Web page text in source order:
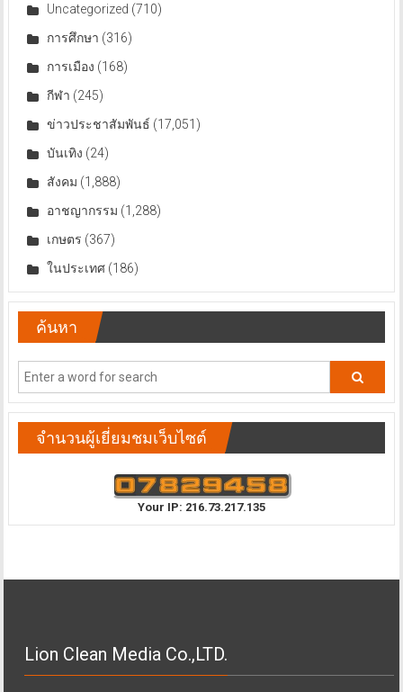
Uncategorized (710)
การศึกษา (316)
การเมือง (168)
กีฬา (245)
ข่าวประชาสัมพันธ์ (17,051)
บันเทิง (24)
สังคม (1,888)
อาชญากรรม (1,288)
เกษตร (367)
ในประเทศ(186)
ค้นหา
จำนวนผู้เยี่ยมชมเว็บไซต์
Your IP: 216.73.217.135
Lion Clean Media Co.,LTD.